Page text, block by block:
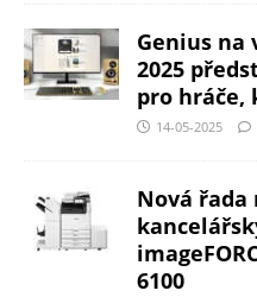
Genius na
2025
pro hráče,
14-05-2025
Nová
6100